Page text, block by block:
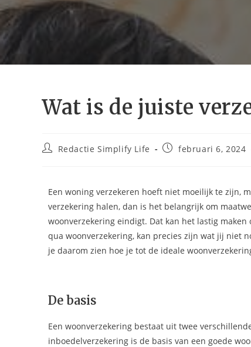
Wat is de juiste
Redactie Simplify Life februari 6, 2024
Een woning verzekeren hoeft niet moeilijk te zijn,
verzekering halen, dan is het belangrijk om
woonverzekering eindigt. Dat kan het lastig
qua woonverzekering, kan precies zijn wat jij niet
je daarom zien hoe je tot de ideale
De basis
Een woonverzekering bestaat uit twee
inboedelverzekering is de basis van een goede